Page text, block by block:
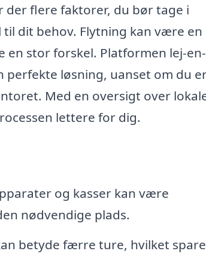
der flere faktorer, du bør tage i
dit behov. Flytning kan være en
stor forskel. Platformen lej-en-
løsning, uanset om du
Med en oversigt over
lettere for dig.
og kasser kan være
nødvendige plads.
betyde færre ture, hvilket